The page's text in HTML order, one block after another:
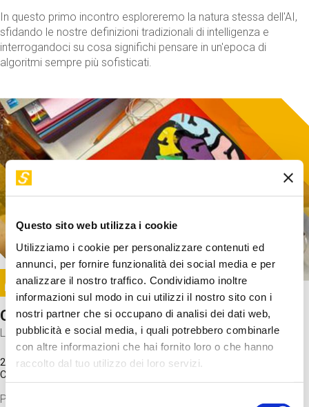
Questo sito web utilizza i cookie
Utilizziamo i cookie per personalizzare contenuti ed
annunci, per fornire funzionalità dei social media e per
analizzare il nostro traffico. Condividiamo inoltre
informazioni sul modo in cui utilizzi il nostro sito con i
nostri partner che si occupano di analisi dei dati web,
pubblicità e social media, i quali potrebbero combinarle
con altre informazioni che hai fornito loro o che hanno
raccolto dal tuo utilizzo dei loro servizi.
Selezione
In questo primo incontro esploreremo la natura stessa dell'AI,
sfidando le nostre definizioni tradizionali di intelligenza e
interrogandoci su cosa significhi pensare in un'epoca di
algoritmi sempre più sofisticati.
Image
SUNDAY@STEP
Come funziona il cervello?
Laboratorio
20 Set 2026 / 11:15 - 13:00
Costo
Proveremo a costruire un cervello in cartoncino cercando di